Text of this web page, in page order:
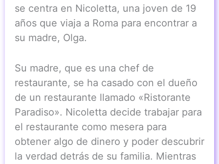
se centra en Nicoletta, una joven de 19
años que viaja a Roma para encontrar a
su madre, Olga.
Su madre, que es una chef de
restaurante, se ha casado con el dueño
de un restaurante llamado «Ristorante
Paradiso». Nicoletta decide trabajar para
el restaurante como mesera para
obtener algo de dinero y poder descubrir
la verdad detrás de su familia. Mientras